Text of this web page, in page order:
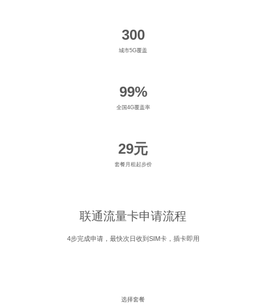
300
城市5G覆盖
99%
全国4G覆盖率
29元
套餐月租起步价
联通流量卡申请流程
4步完成申请，最快次日收到SIM卡，插卡即用
选择套餐